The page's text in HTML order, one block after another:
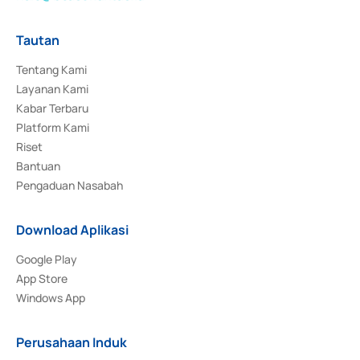
Tautan
Tentang Kami
Layanan Kami
Kabar Terbaru
Platform Kami
Riset
Bantuan
Pengaduan Nasabah
Download Aplikasi
Google Play
App Store
Windows App
Perusahaan Induk